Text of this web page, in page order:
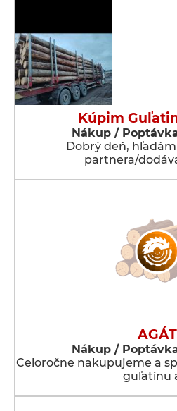
Kúpim
Nákup /
Dobrý deň,
partnera/
AGÁT
Nákup /
Celoročne nakupujeme a
guľatinu